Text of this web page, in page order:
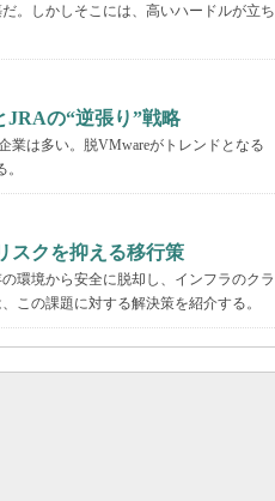
。しかしそこには、高いハードルが立ち
の“逆張り”戦略
業は多い。脱VMwareがトレンドとなる
スクを抑える移行策
環境から安全に脱却し、インフラのクラ
この課題に対する解決策を紹介する。